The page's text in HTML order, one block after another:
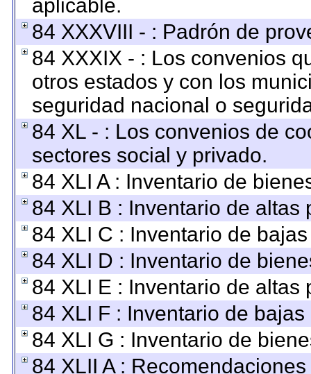
aplicable.
84 XXXVIII - : Padrón de
84 XXXIX - : Los convenios
otros estados y con los
seguridad nacional o
84 XL - : Los convenios de
sectores social y privado.
84 XLI A : Inventario de
84 XLI B : Inventario de
84 XLI C : Inventario de
84 XLI D : Inventario de
84 XLI E : Inventario de
84 XLI F : Inventario de
84 XLI G : Inventario de
84 XLII A :